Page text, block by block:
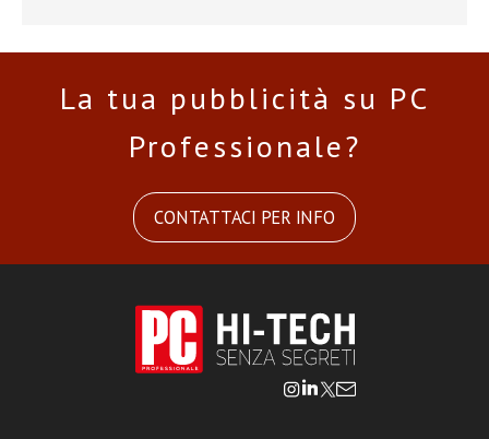
La tua pubblicità su PC
Professionale?
CONTATTACI PER INFO